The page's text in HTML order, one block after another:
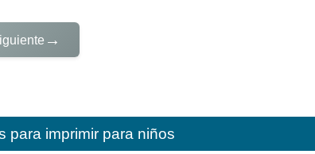
→
para imprimir para niños